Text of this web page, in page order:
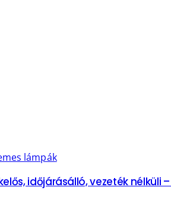
lámpák
időjárásálló, vezeték nélküli –